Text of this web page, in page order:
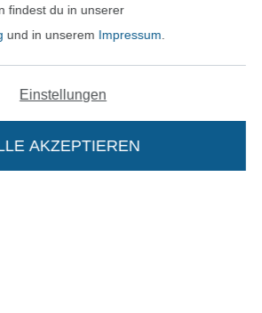
In deinen Warenkorb
Impressum
AGB
Shop wechseln (aktuell
findest du in unserer
und in unserem Impressum
Einstellungen
AKZEPTIEREN